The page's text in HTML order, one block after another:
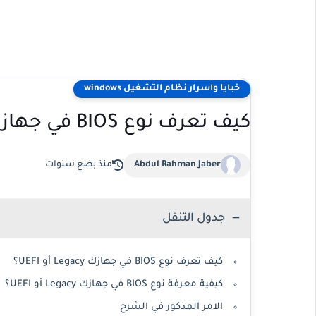
خبايا واسرار نظام التشغيل windows
كيف تعرف نوع BIOS في جهازك Legacy or UEFI؟
Abdul Rahman Jaber منذ بضع سنوات
جدول التنقل
كيف تعرف نوع BIOS في جهازك Legacy أو UEFI؟
كيفية معرفة نوع BIOS في جهازك Legacy أو UEFI؟
الامر المذكور في الشرح